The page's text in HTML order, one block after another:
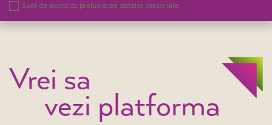
Sunt de acord cu prelucrarea datelor personale.
Vrei sa
vezi platforma